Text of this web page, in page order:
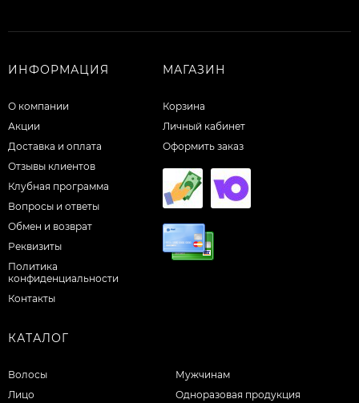
ИНФОРМАЦИЯ
О компании
Акции
Доставка и оплата
Отзывы клиентов
Клубная программа
Вопросы и ответы
Обмен и возврат
Реквизиты
Политика
конфиденциальности
Контакты
МАГАЗИН
Корзина
Личный кабинет
Оформить заказ
КАТАЛОГ
Волосы
Лицо
Мужчинам
Одноразовая продукция